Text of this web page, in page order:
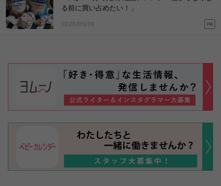
る前に買い占めたい！」
2026/05/19 PR